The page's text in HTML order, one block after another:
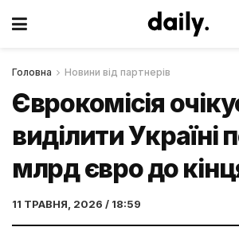
Головна Новини від партнерів
Єврокомісія
виділити Україні
млрд євро до
11 ТРАВНЯ, 2026 / 18:59